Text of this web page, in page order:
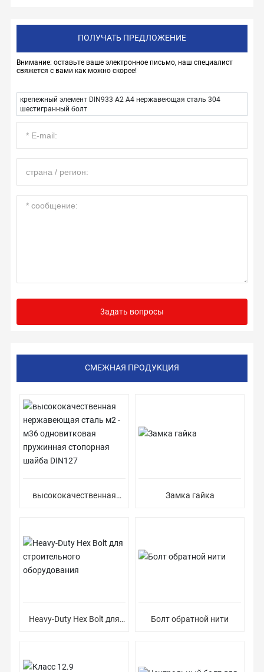
ПОЛУЧАТЬ ПРЕДЛОЖЕНИЕ
Внимание: оставьте ваше электронное письмо, наш специалист
свяжется с вами как можно скорее!
крепежный элемент DIN933 A2 A4 нержавеющая сталь 304
шестигранный болт
3aдaть вoпpocы
СМЕЖНАЯ ПРОДУКЦИЯ
высококачественная
шайба DIN127
Замка гайка
Heavy-Duty Hex Bolt для
Болт обратной нити